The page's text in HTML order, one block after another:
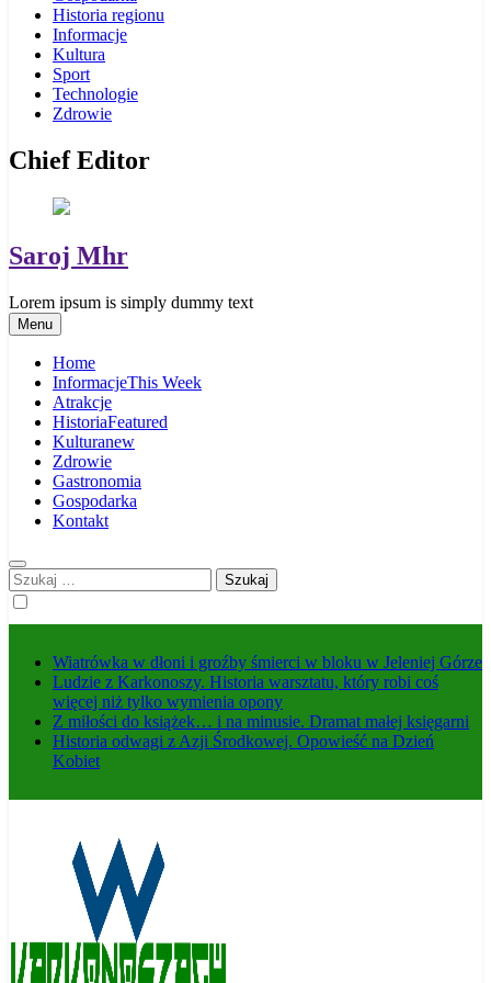
Historia regionu
Informacje
Kultura
Sport
Technologie
Zdrowie
Chief Editor
Saroj Mhr
Lorem ipsum is simply dummy text
Menu
Home
InformacjeThis Week
Atrakcje
HistoriaFeatured
Kulturanew
Zdrowie
Gastronomia
Gospodarka
Kontakt
Szukaj:
Wiatrówka w dłoni i groźby śmierci w bloku w Jeleniej Górze
Ludzie z Karkonoszy. Historia warsztatu, który robi coś
więcej niż tylko wymienia opony
Z miłości do książek… i na minusie. Dramat małej księgarni
Historia odwagi z Azji Środkowej. Opowieść na Dzień
Kobiet